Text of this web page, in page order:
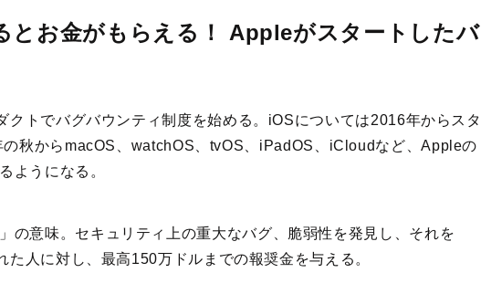
とお金がもらえる！ Appleがスタートしたバ
クトでバグバウンティ制度を始める。iOSについては2016年からスタ
秋からmacOS、watchOS、tvOS、iPadOS、iCloudなど、Appleの
ようになる。
の意味。セキュリティ上の重大なバグ、脆弱性を発見し、それを
人に対し、最高150万ドルまでの報奨金を与える。